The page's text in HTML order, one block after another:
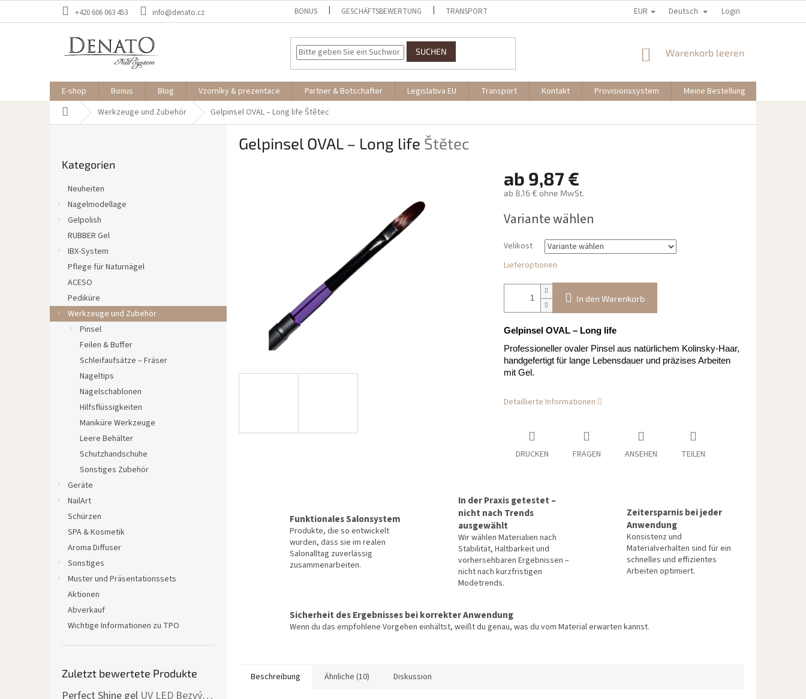
+420 606 063 453 info@denato.cz BONUS GESCHÄFTSBEWERTUNG TRANSPORT EUR Deutsch Login
SUCHEN WARENKORB
Warenkorb leeren
E-shop Bonus Blog Vzorníky & prezentace Partner & Botschafter Legislativa EU Transport Kontakt Provisionssystem
Meine Bestellung
StartseiteWerkzeuge und Zubehör Gelpinsel OVAL – Long life Štětec
überspringen
Kategorien
Neuheiten
Nagelmodellage
Gelpolish
RUBBER Gel
IBX-System
Pflege für Naturnägel
ACESO
Pediküre
Werkzeuge und Zubehör
Pinsel
Feilen & Buffer
Schleifaufsätze – Fräser
Nageltips
Nagelschablonen
Hilfsflüssigkeiten
Maniküre Werkzeuge
Leere Behälter
Schutzhandschuhe
Sonstiges Zubehör
Geräte
NailArt
Schürzen
SPA & Kosmetik
Aroma Diffuser
Sonstiges
Muster und Präsentationssets
Aktionen
Abverkauf
Wichtige Informationen zu TPO
Zuletzt bewertete Produkte
Perfect Shine gel UV LED Bezvýpotkový lesk
Gelpinsel OVAL – Long life Štětec
ab 9,87 €
ab 8,16 € ohne MwSt.
Variante wählen
Velikost
Lieferoptionen
In den Warenkorb
Gelpinsel OVAL – Long life
Professioneller ovaler Pinsel aus natürlichem Kolinsky-Haar,
handgefertigt für lange Lebensdauer und präzises Arbeiten
mit Gel.
Detaillierte Informationen
DRUCKEN FRAGEN ANSEHEN TEILEN
Funktionales Salonsystem
Produkte, die so entwickelt
wurden, dass sie im realen
Salonalltag zuverlässig
zusammenarbeiten.
In der Praxis getestet –
nicht nach Trends
ausgewählt
Wir wählen Materialien nach
Stabilität, Haltbarkeit und
vorhersehbaren Ergebnissen –
nicht nach kurzfristigen
Modetrends.
Zeitersparnis bei jeder
Anwendung
Konsistenz und
Materialverhalten sind für ein
schnelles und effizientes
Arbeiten optimiert.
Sicherheit des Ergebnisses bei korrekter Anwendung
Wenn du das empfohlene Vorgehen einhältst, weißt du genau, was du vom Material erwarten kannst.
Beschreibung Ähnliche (10) Diskussion